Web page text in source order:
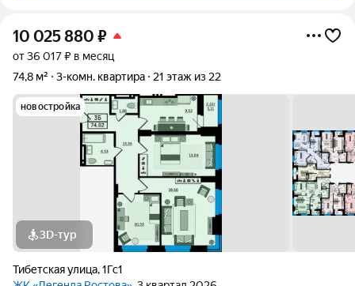
10 025 880 ₽
от 36 017 ₽ в месяц
74,8 м²
3-комн. квартира 21 этаж из 22
новостройка
3D-тур
Тибетская улица,1Гс1